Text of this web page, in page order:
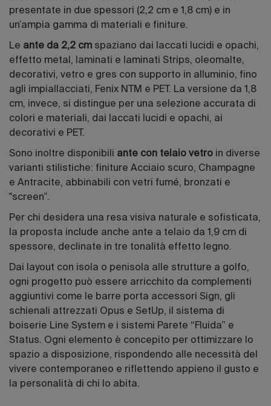
presentate in due spessori (2,2 cm e 1,8 cm) e in
un’ampia gamma di materiali e finiture.
Le ante da 2,2 cm spaziano dai laccati lucidi e opachi,
effetto metal, laminati e laminati Strips, oleomalte,
decorativi, vetro e gres con supporto in alluminio, fino
agli impiallacciati, Fenix NTM e PET. La versione da 1,8
cm, invece, si distingue per una selezione accurata di
colori e materiali, dai laccati lucidi e opachi, ai
decorativi e PET.
Sono inoltre disponibili ante con telaio vetro in diverse
varianti stilistiche: finiture Acciaio scuro, Champagne
e Antracite, abbinabili con vetri fumé, bronzati e
"screen”.
Per chi desidera una resa visiva naturale e sofisticata,
la proposta include anche ante a telaio da 1,9 cm di
spessore, declinate in tre tonalità effetto legno.
Dai layout con isola o penisola alle strutture a golfo,
ogni progetto può essere arricchito da complementi
aggiuntivi come le barre porta accessori Sign, gli
schienali attrezzati Opus e SetUp, il sistema di
boiserie Line System e i sistemi Parete “Fluida” e
Status. Ogni elemento è concepito per ottimizzare lo
spazio a disposizione, rispondendo alle necessità del
vivere contemporaneo e riflettendo appieno il gusto e
la personalità di chi lo abita.